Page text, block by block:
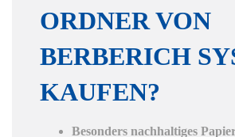
ORDNER VON
BERBERICH
KAUFEN?
Besonders nachhaltiges
Alle Cookies akzeptieren
Auswahl bestätigen